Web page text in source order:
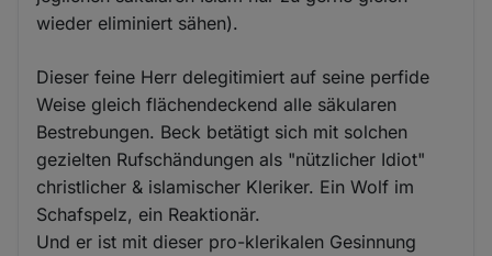
wieder eliminiert sähen).
Dieser feine Herr delegitimiert auf seine perfide
Weise gleich flächendeckend alle säkularen
Bestrebungen. Beck betätigt sich mit solchen
gezielten Rufschändungen als "nützlicher Idiot"
christlicher & islamischer Kleriker. Ein Wolf im
Schafspelz, ein Reaktionär.
Und er ist mit dieser pro-klerikalen Gesinnung